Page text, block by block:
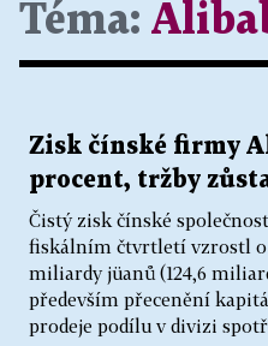
Téma:
Zisk čínské firmy
procent, tržby
Čistý zisk čínské
fiskálním čtvrtletí vzrostl o
miliardy jüanů (124,6
především přecenění
prodeje podílu v divizi